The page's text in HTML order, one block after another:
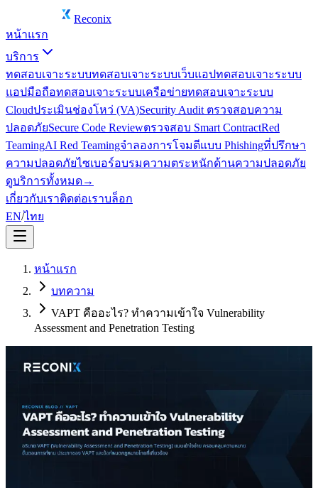
Reconix
หน้าแรก
บริการ
ทดสอบเจาะระบบทดสอบเจาะระบบเว็บแอปทดสอบเจาะระบบ
แอปมือถือทดสอบเจาะระบบเครือข่ายทดสอบเจาะระบบ
Cloudประเมินช่องโหว่ (VA)Security Audit ตรวจสอบความ
ปลอดภัยSecure Code Reviewตรวจสอบ Smart ContractRed
TeamingAI Red Teamingจำลองการโจมตีแบบ Phishingที่ปรึกษา
ความปลอดภัยไซเบอร์อบรมความตระหนักด้านความปลอดภัย
ดูบริการทั้งหมด→
เกี่ยวกับเราติดต่อเราบล็อก
EN/ไทย
หน้าแรก
บทความ
VAPT คืออะไร? ทำความเข้าใจ Vulnerability
Assessment and Penetration Testing